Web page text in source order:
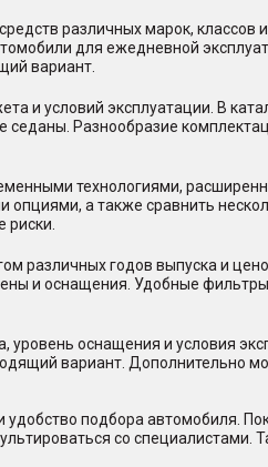
различных марок,
для ежедневной
вариант.
и условий эксплуатации. В
Разнообразие
технологиями,
опциями, а также сравнить
различных годов выпуска и
и оснащения. Удобные
оснащения и условия
вариант. Дополнительно
подбора автомобиля.
со